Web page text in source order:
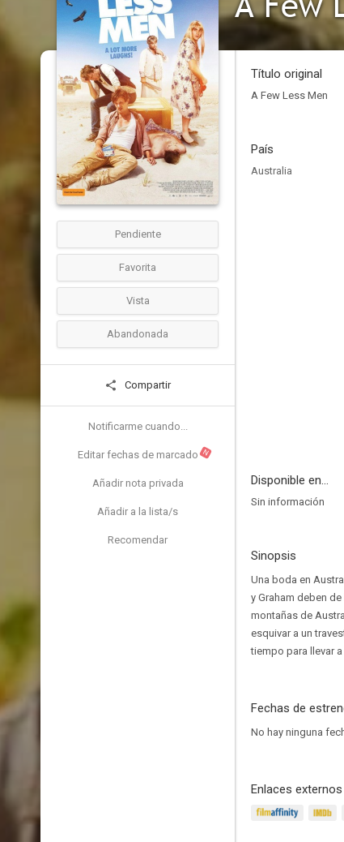
Pendiente
Favorita
Vista
Abandonada
Compartir
Notificarme cuando...
Editar fechas de marcado N
Añadir nota privada
Añadir a la lista/s
Recomendar
Título original
A Few Less Men
País
Australia
Disponible en...
Sin información
Sinopsis
Una boda en
y Graham deben
montañas de
esquivar a un
tiempo para llevar
Fechas de
No hay ninguna
Enlaces externos